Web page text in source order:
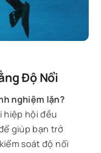
Độ Nổi
nghiệm lặn?
hiệp hội đều
giúp bạn trở
soát độ nổi